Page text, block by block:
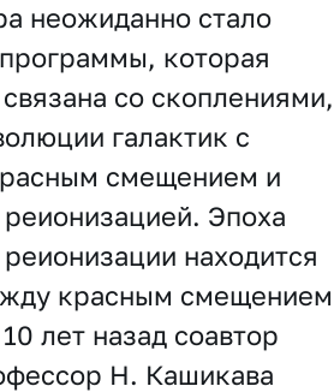
неожиданно стало
которая
со
галактик с
смещением и
Эпоха
находится
красным смещением
лет назад соавтор
Н. Кашикава